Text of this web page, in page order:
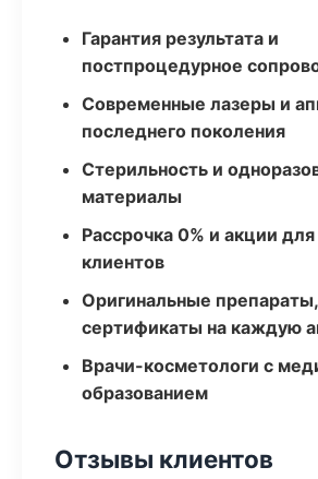
Гарантия результата и
постпроцедурное
Современные лазеры и
последнего поколения
Стерильность и
материалы
Рассрочка 0% и акции
клиентов
Оригинальные препараты,
сертификаты на каждую
Врачи-косметологи с
образованием
Отзывы клиентов